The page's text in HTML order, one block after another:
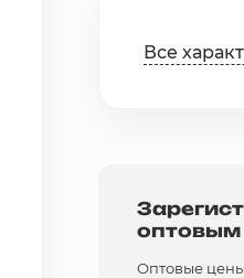
Все
Оптовые цены